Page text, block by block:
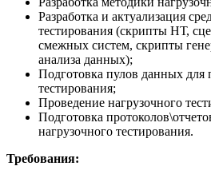
Разработка и актуализация
тестирования (скрипты НТ,
смежных систем, скрипты
анализа данных);
Подготовка пулов данных для
тестирования;
Проведение нагрузочного
Подготовка
нагрузочного тестирования.
Требования: